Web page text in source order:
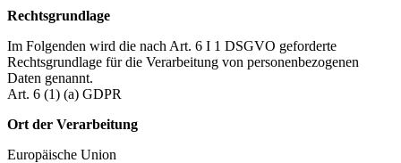
Rechtsgrundlage
Im Folgenden wird die nach Art. 6 I 1 DSGVO geforderte
Rechtsgrundlage für die Verarbeitung von personenbezogenen
Daten genannt.
Art. 6 (1) (a) GDPR
Ort der Verarbeitung
Europäische Union